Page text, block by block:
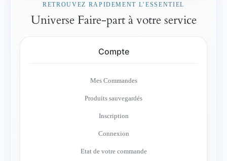
RETROUVEZ RAPIDEMENT L’ESSENTIEL
Universe Faire-part à votre service
Compte
Mes Commandes
Produits sauvegardés
Inscription
Connexion
Etat de votre commande